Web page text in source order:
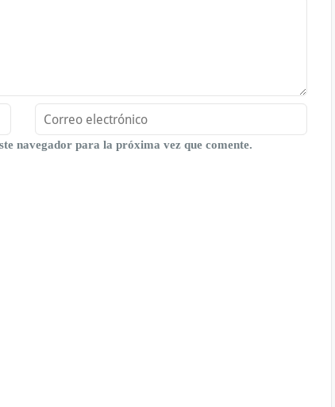
navegador para la próxima vez que comente.